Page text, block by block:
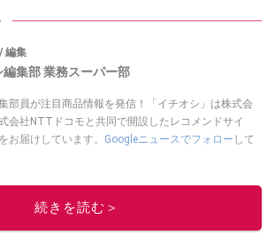
編集
編集部 業務スーパー部
部員が注目商品情報を発信！「イチオシ」は株式会
会社NTTドコモと共同で開設したレコメンドサイ
お届けしています。 Googleニュースでフォロー して
このイチオシストの他の記事を読む
続きを読む＞